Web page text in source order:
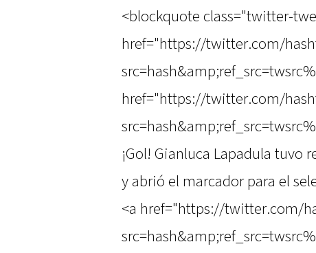
<blockquote class="twitter-
href="https://twitter.com/
href="https://twitter.com/
¡Gol! Gianluca Lapadula tuvo
y abrió el marcador para el
<a href="https://twitter.com/